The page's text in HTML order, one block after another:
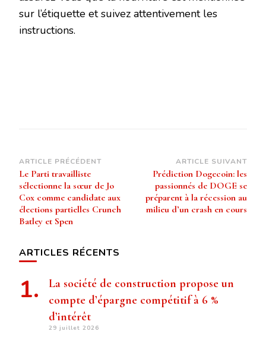
sur l’étiquette et suivez attentivement les
instructions.
Navigation
d’article
ARTICLE PRÉCÉDENT
Le Parti travailliste
sélectionne la sœur de Jo
Cox comme candidate aux
élections partielles Crunch
Batley et Spen
ARTICLE SUIVANT
Prédiction Dogecoin: les
passionnés de DOGE se
préparent à la récession au
milieu d’un crash en cours
ARTICLES RÉCENTS
La société de construction propose un
compte d’épargne compétitif à 6 %
d’intérêt
29 juillet 2026